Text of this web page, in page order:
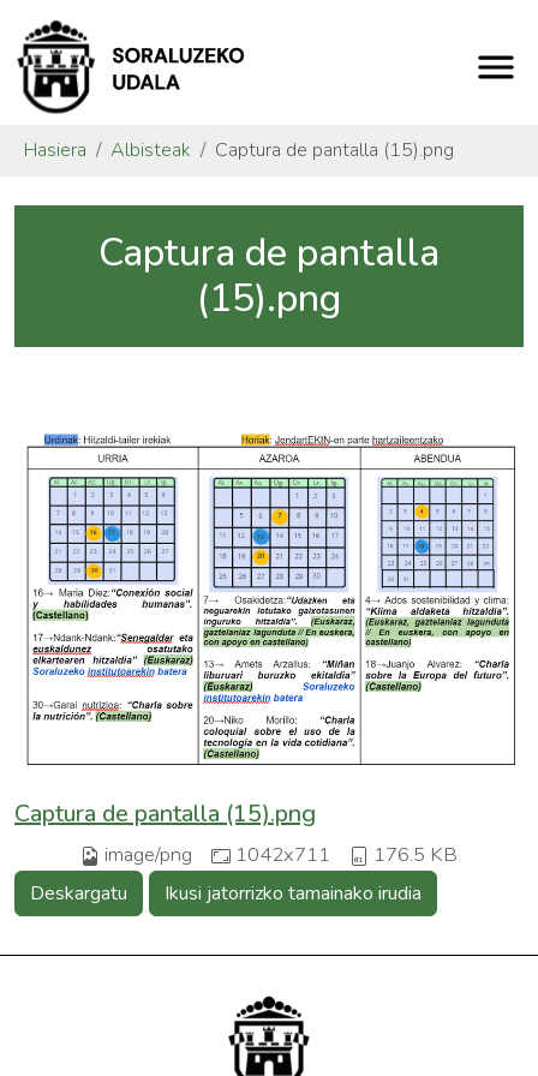
Hasiera Albisteak Captura de pantalla (15).png
Captura de pantalla
(15).png
Captura de pantalla (15).png
image/png 1042x711 176.5 KB
Deskargatu Ikusi jatorrizko tamainako irudia